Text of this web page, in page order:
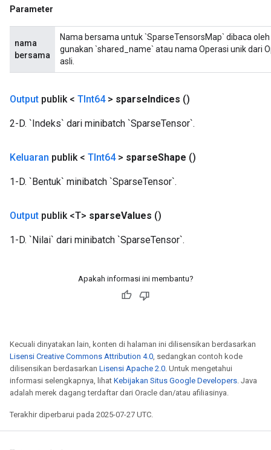
Parameter
nama
bersama
Nama bersama untuk `SparseTensorsMap` dibaca
gunakan `shared_name` atau nama Operasi unik dari
asli.
Output publik < TInt64> sparseIndices ()
2-D. `Indeks` dari minibatch `SparseTensor`.
Keluaran publik < TInt64> sparseShape ()
1-D. `Bentuk` minibatch `SparseTensor`.
Output publik <T> sparseValues ​​()
1-D. `Nilai` dari minibatch `SparseTensor`.
Apakah informasi ini membantu?
Kecuali dinyatakan lain, konten di halaman ini dilisensikan berdasarkan
Lisensi Creative Commons Attribution 4.0, sedangkan contoh kode
dilisensikan berdasarkan Lisensi Apache 2.0. Untuk mengetahui
informasi selengkapnya, lihat Kebijakan Situs Google Developers. Java
adalah merek dagang terdaftar dari Oracle dan/atau afiliasinya.
Terakhir diperbarui pada 2025-07-27 UTC.